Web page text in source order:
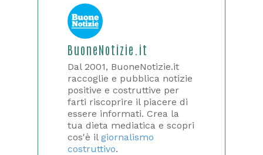
BuoneNotizie.it
Dal 2001, BuoneNotizie.it
raccoglie e pubblica notizie
positive e costruttive per
farti riscoprire il piacere di
essere informati. Crea la
tua dieta mediatica e scopri
cos'è il giornalismo
costruttivo.